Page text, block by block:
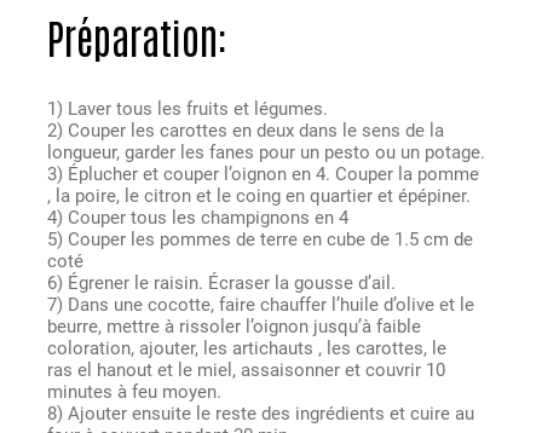
Préparation:
1) Laver tous les fruits et légumes.
2) Couper les carottes en deux dans le sens de la
longueur, garder les fanes pour un pesto ou un potage.
3) Éplucher et couper l’oignon en 4. Couper la pomme
, la poire, le citron et le coing en quartier et épépiner.
4) Couper tous les champignons en 4
5) Couper les pommes de terre en cube de 1.5 cm de
coté
6) Égrener le raisin. Écraser la gousse d’ail.
7) Dans une cocotte, faire chauffer l’huile d’olive et le
beurre, mettre à rissoler l’oignon jusqu’à faible
coloration, ajouter, les artichauts , les carottes, le
ras el hanout et le miel, assaisonner et couvrir 10
minutes à feu moyen.
8) Ajouter ensuite le reste des ingrédients et cuire au